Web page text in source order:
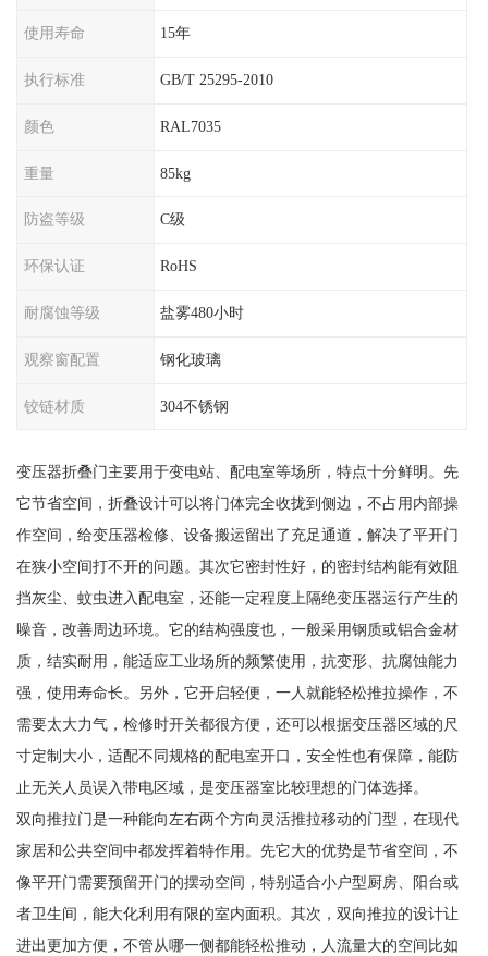
使用寿命 15年
执行标准 GB/T 25295-2010
颜色 RAL7035
重量 85kg
防盗等级 C级
环保认证 RoHS
耐腐蚀等级 盐雾480小时
观察窗配置 钢化玻璃
铰链材质 304不锈钢
变压器折叠门主要用于变电站、配电室等场所，特点十分鲜明。先
它节省空间，折叠设计可以将门体完全收拢到侧边，不占用内部操
作空间，给变压器检修、设备搬运留出了充足通道，解决了平开门
在狭小空间打不开的问题。其次它密封性好，的密封结构能有效阻
挡灰尘、蚊虫进入配电室，还能一定程度上隔绝变压器运行产生的
噪音，改善周边环境。它的结构强度也，一般采用钢质或铝合金材
质，结实耐用，能适应工业场所的频繁使用，抗变形、抗腐蚀能力
强，使用寿命长。另外，它开启轻便，一人就能轻松推拉操作，不
需要太大力气，检修时开关都很方便，还可以根据变压器区域的尺
寸定制大小，适配不同规格的配电室开口，安全性也有保障，能防
止无关人员误入带电区域，是变压器室比较理想的门体选择。
双向推拉门是一种能向左右两个方向灵活推拉移动的门型，在现代
家居和公共空间中都发挥着特作用。先它大的优势是节省空间，不
像平开门需要预留开门的摆动空间，特别适合小户型厨房、阳台或
者卫生间，能大化利用有限的室内面积。其次，双向推拉的设计让
进出更加方便，不管从哪一侧都能轻松推动，人流量大的空间比如